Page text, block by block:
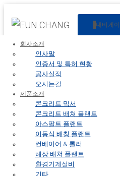
내비게
회사소개
인사말
인증서 및 특허 현황
공사실적
오시는길
제품소개
콘크리트 믹서
콘크리트 배쳐 플랜트
아스팔트 플랜트
이동식 배칭 플랜트
컨베이어 & 롤러
해상 배쳐 플랜트
환경기계설비
기타
미래를 개척하는 GLOBAL 선두기업
EUN CHANG
미래를 개척하는 GLOBAL 선두기업
신설제작부터 유지,
보수까지 최적의 성능으로 진행됩니다.
자세히보기
제품소개
다년의 경험과
최고의 서비스로